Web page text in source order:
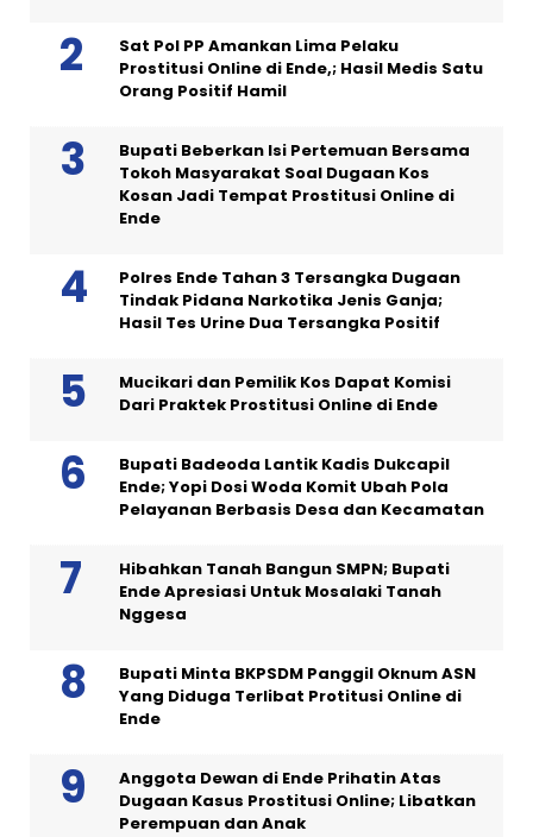
Sat Pol PP Amankan Lima Pelaku
Prostitusi Online di Ende,; Hasil Medis Satu
Orang Positif Hamil
Bupati Beberkan Isi Pertemuan Bersama
Tokoh Masyarakat Soal Dugaan Kos
Kosan Jadi Tempat Prostitusi Online di
Ende
Polres Ende Tahan 3 Tersangka Dugaan
Tindak Pidana Narkotika Jenis Ganja;
Hasil Tes Urine Dua Tersangka Positif
Mucikari dan Pemilik Kos Dapat Komisi
Dari Praktek Prostitusi Online di Ende
Bupati Badeoda Lantik Kadis Dukcapil
Ende; Yopi Dosi Woda Komit Ubah Pola
Pelayanan Berbasis Desa dan Kecamatan
Hibahkan Tanah Bangun SMPN; Bupati
Ende Apresiasi Untuk Mosalaki Tanah
Nggesa
Bupati Minta BKPSDM Panggil Oknum ASN
Yang Diduga Terlibat Protitusi Online di
Ende
Anggota Dewan di Ende Prihatin Atas
Dugaan Kasus Prostitusi Online; Libatkan
Perempuan dan Anak